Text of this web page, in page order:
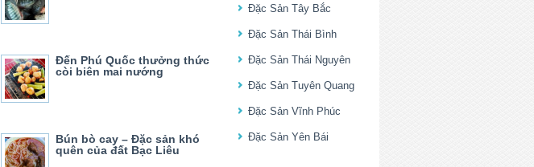
Đến Phú Quốc thưởng thức
còi biên mai nướng
Bún bò cay – Đặc sản khó
quên của đất Bạc Liêu
Đặc Sản Tây Bắc
Đặc Sản Thái Bình
Đặc Sản Thái Nguyên
Đặc Sản Tuyên Quang
Đặc Sản Vĩnh Phúc
Đặc Sản Yên Bái